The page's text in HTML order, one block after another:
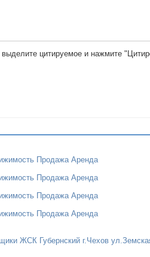
цитируемое и нажмите
Продажа Аренда
Продажа Аренда
Продажа Аренда
Продажа Аренда
ЖСК Губернский г.Чехов